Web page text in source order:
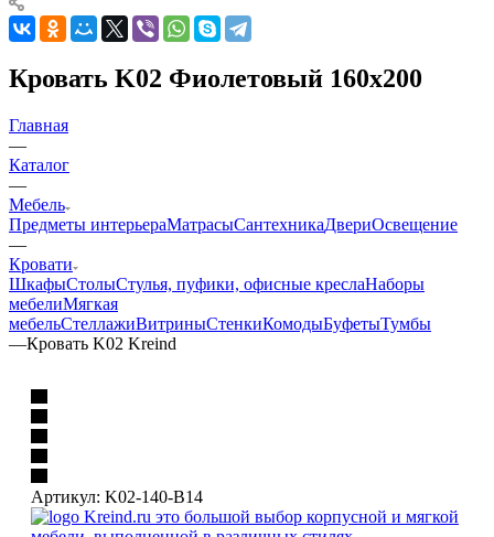
Кровать K02 Фиолетовый 160x200
Главная
—
Каталог
—
Мебель
Предметы интерьераМатрасыСантехникаДвериОсвещение
—
Кровати
ШкафыСтолыСтулья, пуфики, офисные креслаНаборы
мебелиМягкая
мебельСтеллажиВитриныСтенкиКомодыБуфетыТумбы
—Кровать K02 Kreind
Артикул: K02-140-B14